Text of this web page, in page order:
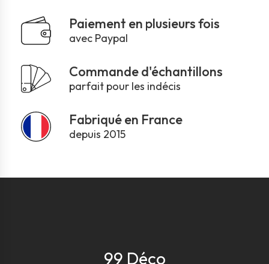
Paiement en plusieurs fois
avec Paypal
Commande d'échantillons
parfait pour les indécis
Fabriqué en France
depuis 2015
99 Déco